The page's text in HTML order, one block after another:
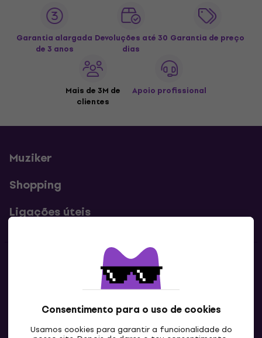
Consentimento para o uso de cookies
Usamos cookies para garantir a funcionalidade do
Garantia alargada
de 3 anos
Devoluções até 30
dias
Garantia de preço
Mais de 3M de
clientes
Apoio profissional
Muziker
Shopping
Ligações úteis
Contatos
Contacta-nos